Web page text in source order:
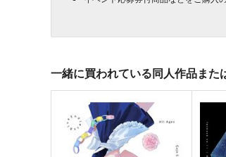
一緒に買われている同人作品また